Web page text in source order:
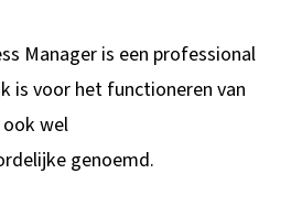
Manager is een professional
is voor het functioneren van
wel
genoemd.